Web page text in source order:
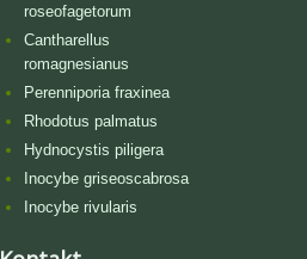
roseofagetorum
Cantharellus
romagnesianus
Perenniporia fraxinea
Rhodotus palmatus
Hydnocystis piligera
Inocybe griseoscabrosa
Inocybe rivularis